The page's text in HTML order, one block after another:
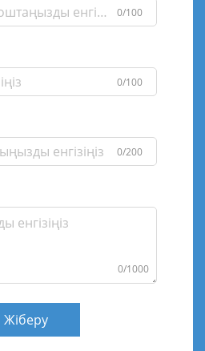
0/100
0/100
0/200
0/1000
Жіберу